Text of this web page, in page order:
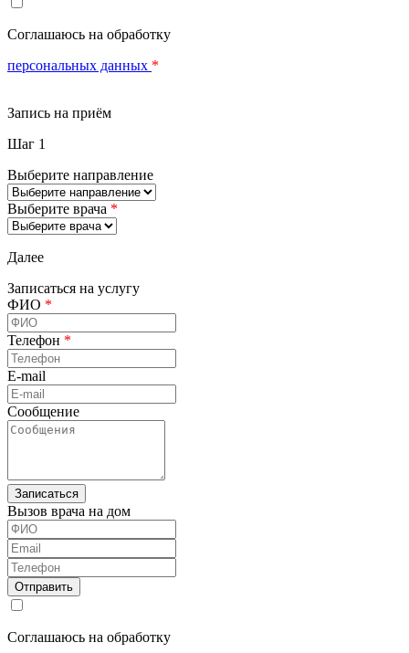
Соглашаюсь на обработку
персональных данных *
Запись на приём
Шаг 1
Выберите направление
Выберите врача *
Далее
Записаться на услугу
ФИО *
Телефон *
E-mail
Сообщение
Вызов врача на дом
ФИО
Email
Телефон
Соглашаюсь на обработку